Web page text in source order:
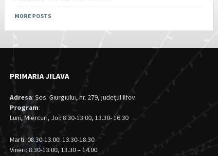
MORE POSTS
PRIMARIA JILAVA
Adresa: Sos. Giurgiului, nr. 279, judeţul Ilfov
Program:
Luni, Miercuri, Joi: 8:30-13:00, 13.30- 16.30
Marti: 08.30-13.00. 13.30-18.30
Vineri: 8:30-13:00, 13.30 – 14.00